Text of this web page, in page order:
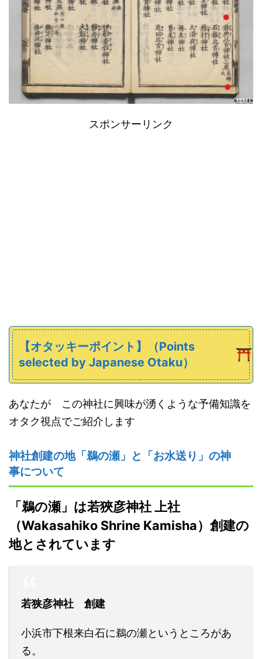
スポンサーリンク
【オタッキーポイント】 （Points
selected by Japanese Otaku）
あなたが この神社に興味が湧くような予備知識を
オタク視点でご紹介します
神社創建の地「鵜の瀬」と「お水送り」の神
事について
「鵜の瀬」は若狹彦神社 上社
（Wakasahiko Shrine Kamisha）創建の
地とされています
若狭彦神社 創建
小浜市下根来白石に鵜の瀬というところがあ
る。